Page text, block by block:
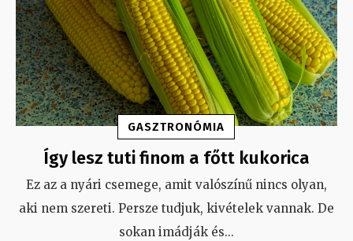
GASZTRONÓMIA
Így lesz tuti finom a főtt kukorica
Ez az a nyári csemege, amit valószínű nincs olyan,
aki nem szereti. Persze tudjuk, kivételek vannak. De
sokan imádják és...